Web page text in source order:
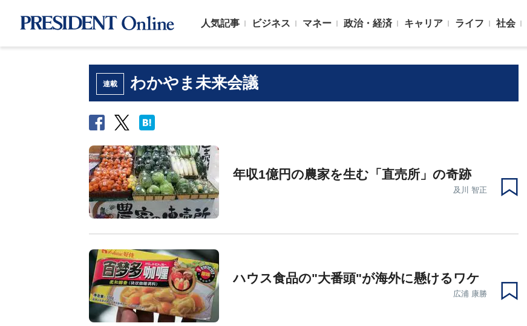
人気記事 ビジネス マネー 政治・経済 キャリア ライフ 社会
連載 わかやま未来会議
年収1億円の農家を生む「直売所」の奇跡
及川 智正
ハウス食品の"大番頭"が海外に懸けるワケ
広浦 康勝